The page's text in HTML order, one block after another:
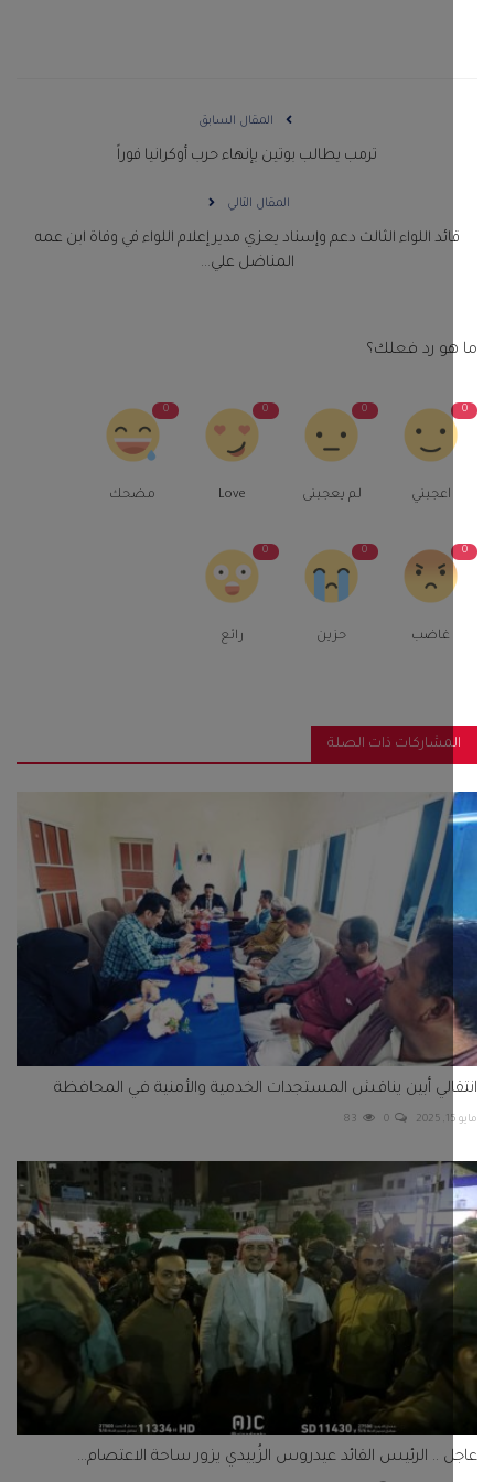
المقال السابق
ترمب يطالب بوتين بإنهاء حرب أوكرانيا فوراً
المقال التالي
اللواء الثالث دعم وإسناد يعزي مدير إعلام اللواء في وفاة ابن عمه
المناضل علي...
رد فعلك؟
لم يعجبنى مضحك
ذات الصلة
أبين يناقش المستجدات الخدمية والأمنية في المحافظة
0
83
.. الرئيس القائد عيدروس الزُبيدي يزور ساحة الاعتصام...